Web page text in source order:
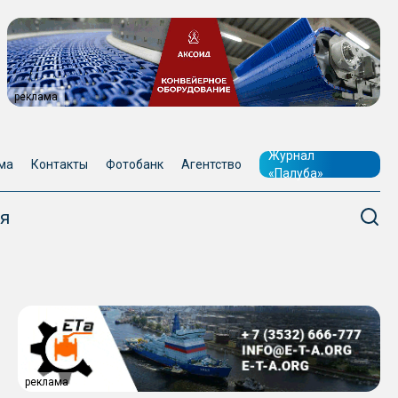
реклама
Контакты Фотобанк Агентство
Журнал
«Палуба»
реклама